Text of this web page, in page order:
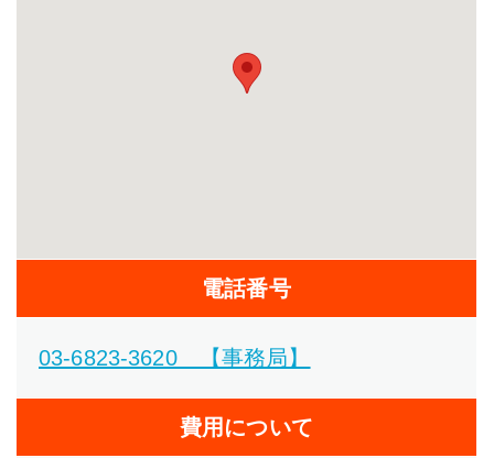
電話番号
03-6823-3620 【事務局】
費用について